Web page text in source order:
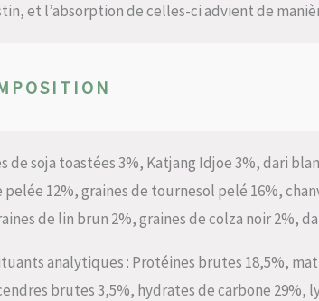
et l’absorption de celles-ci advient de
de soja toastées 3%, Katjang Idjoe 3%, dari
pelée 12%, graines de tournesol pelé 16%,
de lin brun 2%, graines de colza noir 2%,
analytiques : Protéines brutes 18,5%,
brutes 3,5%, hydrates de carbone 29%,